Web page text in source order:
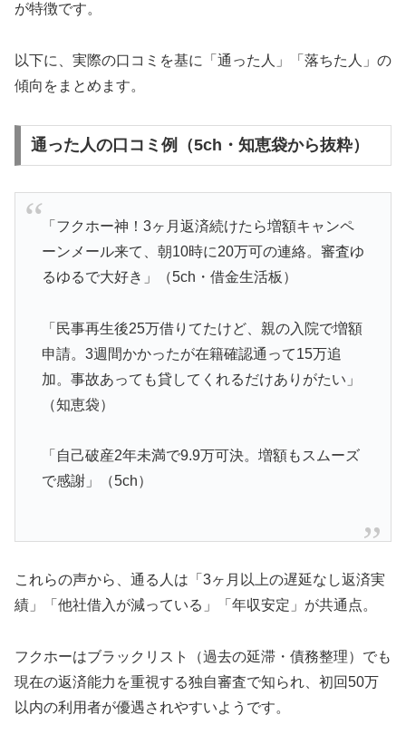
が特徴です。
以下に、実際の口コミを基に「通った人」「落ちた人」の
傾向をまとめます。
通った人の口コミ例（5ch・知恵袋から抜粋）
「フクホー神！3ヶ月返済続けたら増額キャンペ
ーンメール来て、朝10時に20万可の連絡。審査ゆ
るゆるで大好き」（5ch・借金生活板）
「民事再生後25万借りてたけど、親の入院で増額
申請。3週間かかったが在籍確認通って15万追
加。事故あっても貸してくれるだけありがたい」
（知恵袋）
「自己破産2年未満で9.9万可決。増額もスムーズ
で感謝」（5ch）
これらの声から、通る人は「3ヶ月以上の遅延なし返済実
績」「他社借入が減っている」「年収安定」が共通点。
フクホーはブラックリスト（過去の延滞・債務整理）でも
現在の返済能力を重視する独自審査で知られ、初回50万
以内の利用者が優遇されやすいようです。